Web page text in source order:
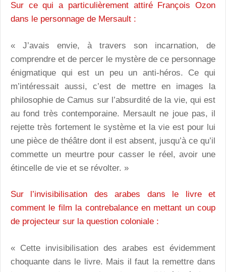
Sur ce qui a particulièrement attiré François Ozon
dans le personnage de Mersault :
« J’avais envie, à travers son incarnation, de
comprendre et de percer le mystère de ce personnage
énigmatique qui est un peu un anti-héros. Ce qui
m’intéressait aussi, c’est de mettre en images la
philosophie de Camus sur l’absurdité de la vie, qui est
au fond très contemporaine. Mersault ne joue pas, il
rejette très fortement le système et la vie est pour lui
une pièce de théâtre dont il est absent, jusqu’à ce qu’il
commette un meurtre pour casser le réel, avoir une
étincelle de vie et se révolter. »
Sur l’invisibilisation des arabes dans le livre et
comment le film la contrebalance en mettant un coup
de projecteur sur la question coloniale :
« Cette invisibilisation des arabes est évidemment
choquante dans le livre. Mais il faut la remettre dans